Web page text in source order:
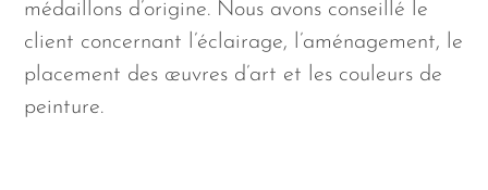
médaillons d’origine. Nous avons conseillé le
client concernant l’éclairage, l’aménagement, le
placement des œuvres d’art et les couleurs de
peinture.